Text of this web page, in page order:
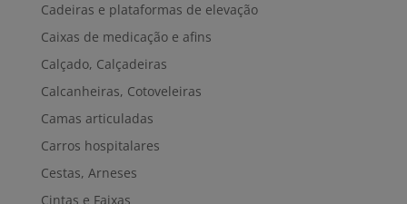
Cadeiras e plataformas de elevação
Caixas de medicação e afins
Calçado, Calçadeiras
Calcanheiras, Cotoveleiras
Camas articuladas
Carros hospitalares
Cestas, Arneses
Cintas e Faixas